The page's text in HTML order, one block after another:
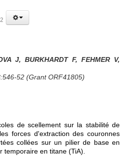
J, BURKHARDT F, FEHMER V,
52 (Grant ORF41805)
de scellement sur la stabilité de
forces d'extraction des couronnes
collées sur un pilier de base en
temporaire en titane (TiA).